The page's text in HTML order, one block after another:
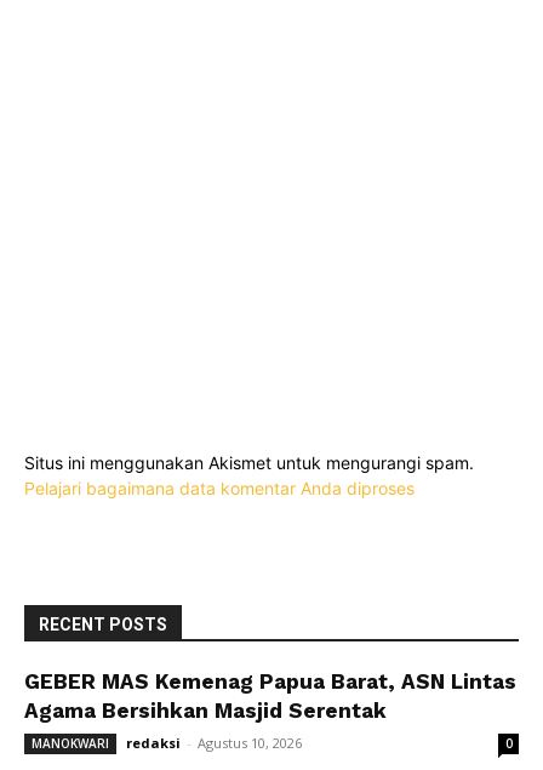
Situs ini menggunakan Akismet untuk mengurangi spam.
Pelajari bagaimana data komentar Anda diproses
RECENT POSTS
GEBER MAS Kemenag Papua Barat, ASN Lintas
Agama Bersihkan Masjid Serentak
MANOKWARI redaksi - Agustus 10, 2026 0